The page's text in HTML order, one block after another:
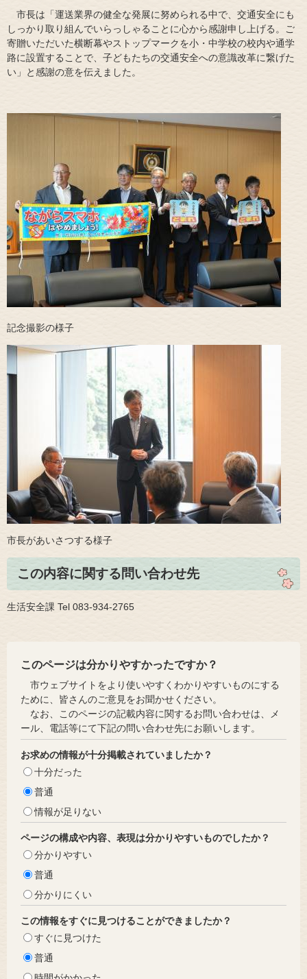
市長は「運送業界の健全な発展に努められる中で、交通安全にも
しっかり取り組んでいらっしゃることに心から感謝申し上げる。ご
寄贈いただいた横断幕やストップマークを小・中学校の校内や通学
路に設置することで、子どもたちの交通安全への意識改革に繋げた
い」と感謝の意を伝えました。
記念撮影の様子
​​市長があいさつする様子
この内容に関する問い合わせ先
生活安全課 Tel 083-934-2765
このページは分かりやすかったですか？
市ウェブサイトをより使いやすくわかりやすいものにする
ために、皆さんのご意見をお聞かせください。
なお、このページの記載内容に関するお問い合わせは、メ
ール、電話等にて下記の問い合わせ先にお願いします。
お求めの情報が十分掲載されていましたか？
十分だった
普通
情報が足りない
ページの構成や内容、表現は分かりやすいものでしたか？
分かりやすい
普通
分かりにくい
この情報をすぐに見つけることができましたか？
すぐに見つけた
普通